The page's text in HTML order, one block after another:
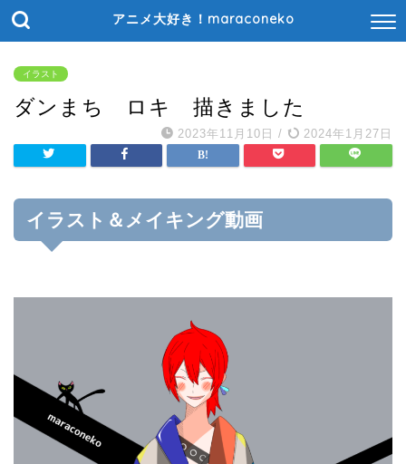
アニメ大好き！maraconeko
イラスト
ダンまち ロキ 描きました
2023年11月10日 / 2024年1月27日
イラスト＆メイキング動画